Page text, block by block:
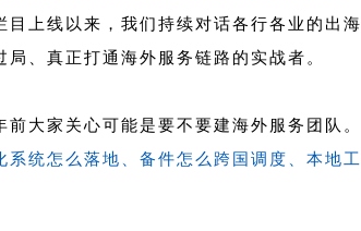
目上线以来，我们持续对话各行各业的出海
、真正打通海外服务链路的实战者。
大家关心可能是要不要建海外服务团队。
系统怎么落地、备件怎么跨国调度、本地工